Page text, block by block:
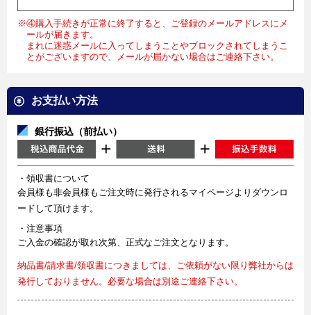
※④購入手続きが正常に終了すると、ご登録のメールアドレスにメ
ールが届きます。
まれに迷惑メールに入ってしまうことやブロックされてしまうこ
とがございますので、メールが届かない場合はご連絡下さい。
お支払い方法
銀行振込（前払い）
・領収書について
会員様も非会員様もご注文時に発行されるマイページよりダウンロ
ードして頂けます。
・注意事項
ご入金の確認が取れ次第、正式なご注文となります。
納品書/請求書/領収書につきましては、ご依頼がない限り弊社からは
発行しておりません。必要な場合は別途ご連絡下さい。